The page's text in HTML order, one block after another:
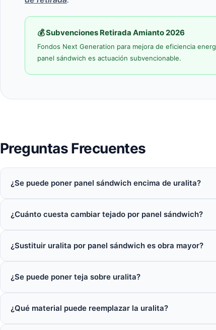
💰 Subvenciones Retirada Amianto 2026
Fondos Next Generation para mejora de eficiencia
panel sándwich es actuación subvencionable.
Preguntas Frecuentes
¿Se puede poner panel sándwich encima de uralita?
¿Cuánto cuesta cambiar tejado por panel sándwich?
¿Sustituir uralita por panel sándwich es obra mayor?
¿Se puede poner teja sobre uralita?
¿Qué material puede reemplazar la uralita?